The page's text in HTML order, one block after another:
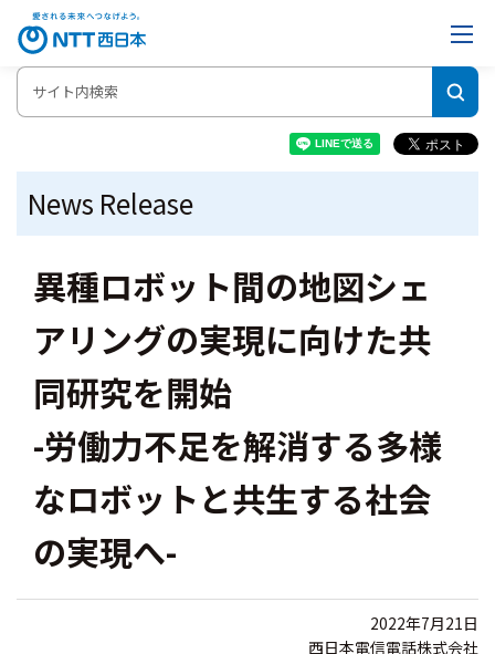
News Release
異種ロボット間の地図シェ
アリングの実現に向けた共
同研究を開始
-労働力不足を解消する多様
なロボットと共生する社会
の実現へ-
2022年7月21日
西日本電信電話株式会社